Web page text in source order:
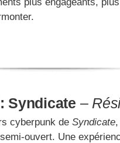
Syndicate –
cyberpunk de Syndicate,
ouvert. Une